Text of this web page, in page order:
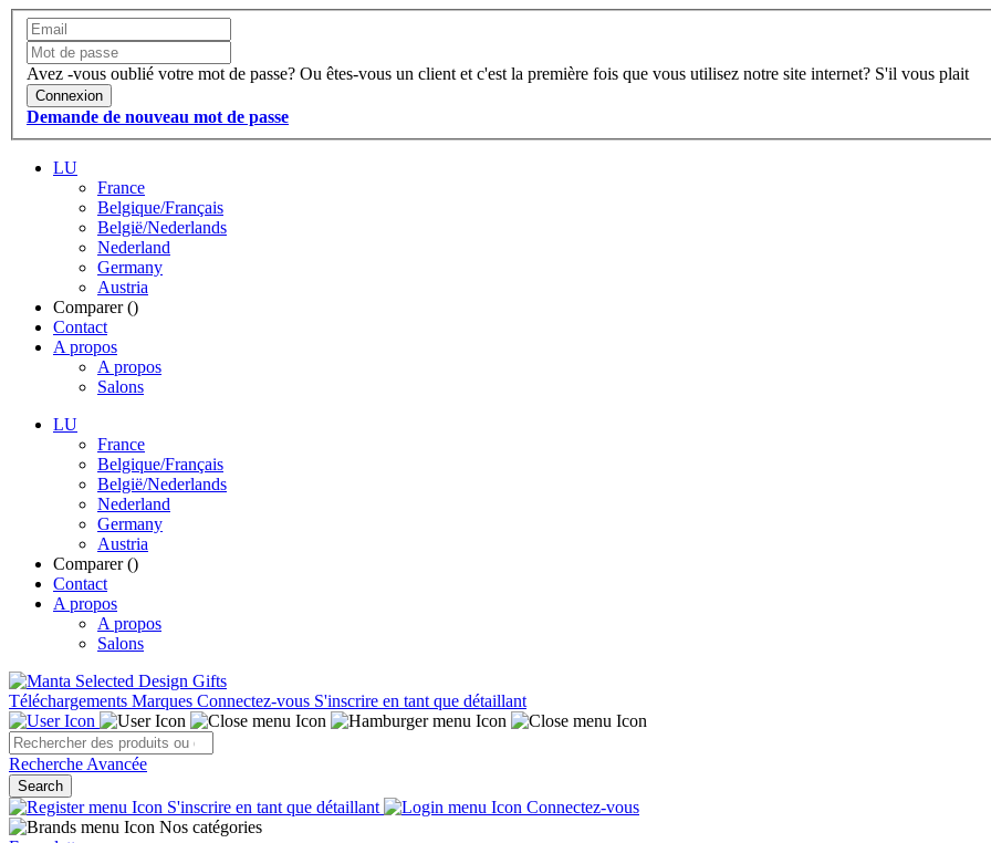
Avez -vous oublié votre mot de passe? Ou êtes-vous un client et c'est la première fois que vous utilisez notre site internet? S'il vous plait
Connexion
Demande de nouveau mot de passe
LU
France
Belgique/Français
België/Nederlands
Nederland
Germany
Austria
Comparer ()
Contact
A propos
A propos
Salons
LU
France
Belgique/Français
België/Nederlands
Nederland
Germany
Austria
Comparer ()
Contact
A propos
A propos
Salons
Téléchargements Marques Connectez-vous S'inscrire en tant que détaillant
Recherche Avancée
Search
S'inscrire en tant que détaillant
Connectez-vous
Nos catégories